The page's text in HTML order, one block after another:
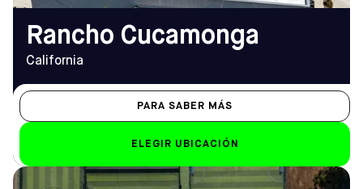
Rancho Cucamonga
California
PARA SABER MÁS
ELEGIR UBICACIÓN